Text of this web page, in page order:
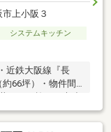
上小阪３
システムキッチン
近鉄大阪線『長
66坪）・物件間
・吹き抜けがあり
があり収納が豊富